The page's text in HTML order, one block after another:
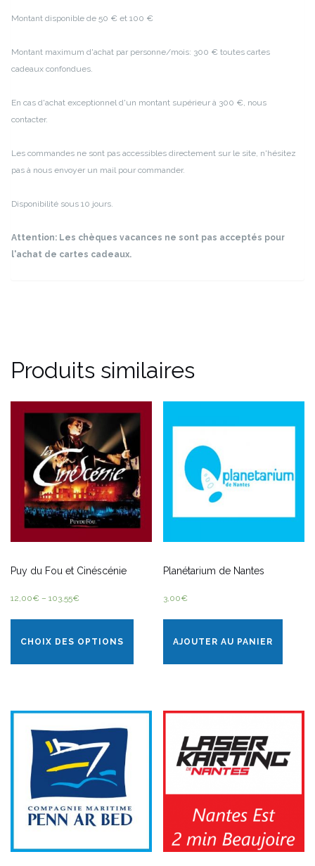
Montant disponible de 50 € et 100 €
Montant maximum d'achat par personne/mois: 300 € toutes cartes
cadeaux confondues.
En cas d'achat exceptionnel d'un montant supérieur à 300 €, nous
contacter.
Les commandes ne sont pas accessibles directement sur le site, n'hésitez
pas à nous envoyer un mail pour commander.
Disponibilité sous 10 jours.
Attention: Les chèques vacances ne sont pas acceptés pour
l'achat de cartes cadeaux.
Produits similaires
Puy du Fou et Cinéscénie
12,00€ – 103,55€
CHOIX DES OPTIONS
Planétarium de Nantes
3,00€
AJOUTER AU PANIER